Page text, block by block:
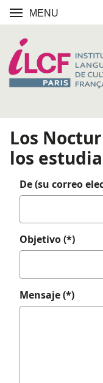
MENU
Los
los
De (su correo
Objetivo (*)
Mensaje (*)